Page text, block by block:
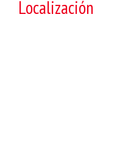
Localización